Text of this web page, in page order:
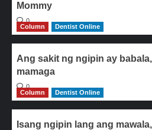
Mommy
0
Column
Dentist Online
Ang sakit ng ngipin ay
mamaga
0
Column
Dentist Online
Isang ngipin lang ang